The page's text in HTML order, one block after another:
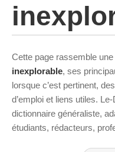
Cette page rassemble
inexplorable, ses
lorsque c’est pertinent,
d’emploi et liens utiles.
dictionnaire généraliste,
étudiants, rédacteurs,